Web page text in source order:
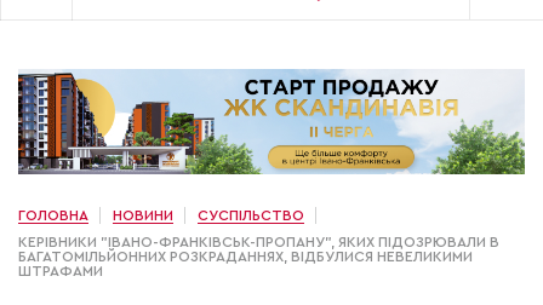
ГОЛОВНА НОВИНИ
СУСПІЛЬСТВО
КЕРІВНИКИ "ІВАНО-ФРАНКІВСЬК-ПРОПАНУ", ЯКИХ ПІДОЗРЮВАЛИ В
БАГАТОМІЛЬЙОННИХ РОЗКРАДАННЯХ, ВІДБУЛИСЯ НЕВЕЛИКИМИ
ШТРАФАМИ